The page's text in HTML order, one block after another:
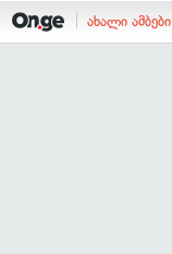
ახალი ამბები